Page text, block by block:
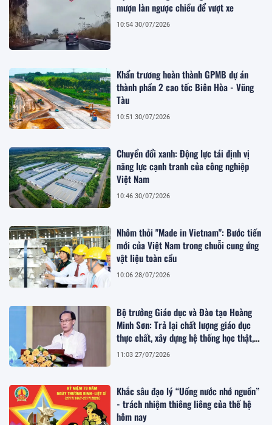
mượn làn ngược chiều để vượt xe
10:54 30/07/2026
Khẩn trương hoàn thành GPMB dự án
thành phần 2 cao tốc Biên Hòa - Vũng
Tàu
10:51 30/07/2026
Chuyển đổi xanh: Động lực tái định vị
năng lực cạnh tranh của công nghiệp
Việt Nam
10:46 30/07/2026
Nhôm thỏi "Made in Vietnam": Bước tiến
mới của Việt Nam trong chuỗi cung ứng
vật liệu toàn cầu
10:06 28/07/2026
Bộ trưởng Giáo dục và Đào tạo Hoàng
Minh Sơn: Trả lại chất lượng giáo dục
thực chất, xây dựng hệ thống học thật,
thi thật
11:03 27/07/2026
Khắc sâu đạo lý “Uống nước nhớ nguồn”
- trách nhiệm thiêng liêng của thế hệ
hôm nay